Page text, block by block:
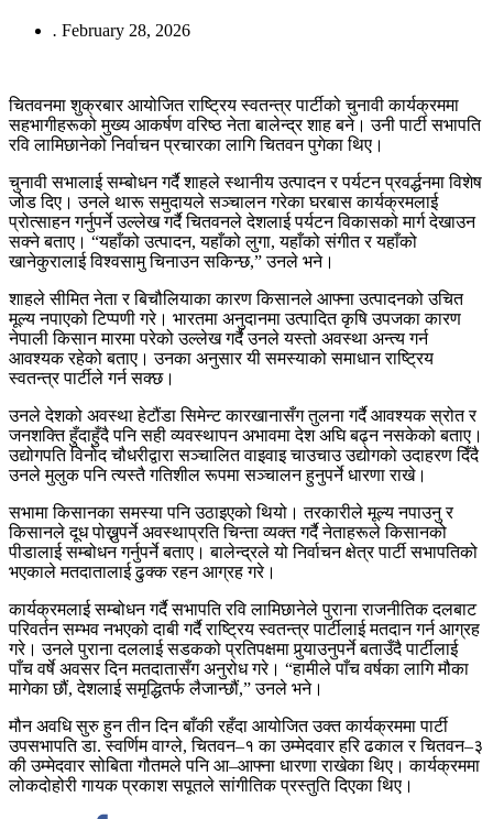
. February 28, 2026
चितवनमा शुक्रबार आयोजित राष्ट्रिय स्वतन्त्र पार्टीको चुनावी कार्यक्रममा
सहभागीहरूको मुख्य आकर्षण वरिष्ठ नेता बालेन्द्र शाह बने। उनी पार्टी सभापति
रवि लामिछानेको निर्वाचन प्रचारका लागि चितवन पुगेका थिए।
चुनावी सभालाई सम्बोधन गर्दै शाहले स्थानीय उत्पादन र पर्यटन प्रवर्द्धनमा विशेष
जोड दिए। उनले थारू समुदायले सञ्चालन गरेका घरबास कार्यक्रमलाई
प्रोत्साहन गर्नुपर्ने उल्लेख गर्दै चितवनले देशलाई पर्यटन विकासको मार्ग देखाउन
सक्ने बताए। “यहाँको उत्पादन, यहाँको लुगा, यहाँको संगीत र यहाँको
खानेकुरालाई विश्वसामु चिनाउन सकिन्छ,” उनले भने।
शाहले सीमित नेता र बिचौलियाका कारण किसानले आफ्ना उत्पादनको उचित
मूल्य नपाएको टिप्पणी गरे। भारतमा अनुदानमा उत्पादित कृषि उपजका कारण
नेपाली किसान मारमा परेको उल्लेख गर्दै उनले यस्तो अवस्था अन्त्य गर्न
आवश्यक रहेको बताए। उनका अनुसार यी समस्याको समाधान राष्ट्रिय
स्वतन्त्र पार्टीले गर्न सक्छ।
उनले देशको अवस्था हेटौंडा सिमेन्ट कारखानासँग तुलना गर्दै आवश्यक स्रोत र
जनशक्ति हुँदाहुँदै पनि सही व्यवस्थापन अभावमा देश अघि बढ्न नसकेको बताए।
उद्योगपति विनोद चौधरीद्वारा सञ्चालित वाइवाइ चाउचाउ उद्योगको उदाहरण दिँदै
उनले मुलुक पनि त्यस्तै गतिशील रूपमा सञ्चालन हुनुपर्ने धारणा राखे।
सभामा किसानका समस्या पनि उठाइएको थियो। तरकारीले मूल्य नपाउनु र
किसानले दूध पोख्नुपर्ने अवस्थाप्रति चिन्ता व्यक्त गर्दै नेताहरूले किसानको
पीडालाई सम्बोधन गर्नुपर्ने बताए। बालेन्द्रले यो निर्वाचन क्षेत्र पार्टी सभापतिको
भएकाले मतदातालाई ढुक्क रहन आग्रह गरे।
कार्यक्रमलाई सम्बोधन गर्दै सभापति रवि लामिछानेले पुराना राजनीतिक दलबाट
परिवर्तन सम्भव नभएको दाबी गर्दै राष्ट्रिय स्वतन्त्र पार्टीलाई मतदान गर्न आग्रह
गरे। उनले पुराना दललाई सडकको प्रतिपक्षमा पुर्‍याउनुपर्ने बताउँदै पार्टीलाई
पाँच वर्षे अवसर दिन मतदातासँग अनुरोध गरे। “हामीले पाँच वर्षका लागि मौका
मागेका छौं, देशलाई समृद्धितर्फ लैजान्छौं,” उनले भने।
मौन अवधि सुरु हुन तीन दिन बाँकी रहँदा आयोजित उक्त कार्यक्रममा पार्टी
उपसभापति डा. स्वर्णिम वाग्ले, चितवन–१ का उम्मेदवार हरि ढकाल र चितवन–३
की उम्मेदवार सोबिता गौतमले पनि आ–आफ्ना धारणा राखेका थिए। कार्यक्रममा
लोकदोहोरी गायक प्रकाश सपूतले सांगीतिक प्रस्तुति दिएका थिए।